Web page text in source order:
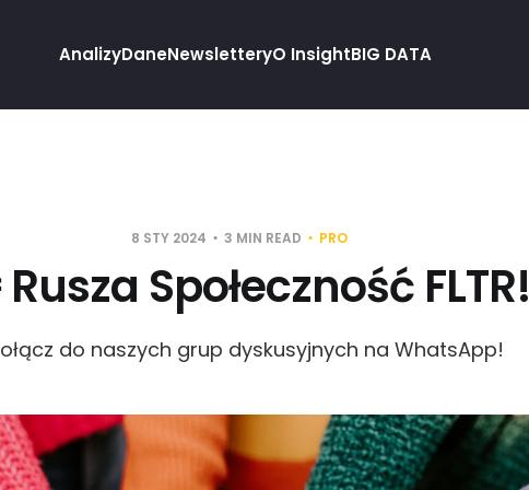
AnalizyDaneNewsletteryO InsightBIG DATA
8 STY 2024 3 MIN READ PRO
Rusza Społeczność FLTR!
do naszych grup dyskusyjnych na WhatsApp!